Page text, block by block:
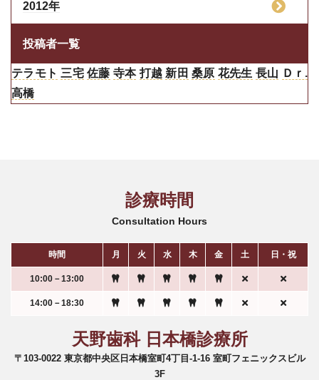
2012年
投稿者一覧
テラモト 三宅 佐藤 寺本 打越 新田 桑原 花先生 長山 Ｄｒ.
高橋
診療時間
Consultation Hours
時間 月 火 水 木 金 土 日・祝
10:00－13:00
14:00－18:30
天野歯科 日本橋診療所
〒103-0022 東京都中央区日本橋室町4丁目-1-16 室町フェニックスビル
3F